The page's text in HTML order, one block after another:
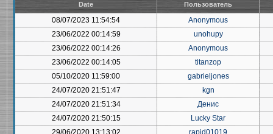
Date Пользователь
08/07/2023 11:54:54
Anonymous
23/06/2022 00:14:59
unohupy
23/06/2022 00:14:26
Anonymous
23/06/2022 00:14:05
titanzop
05/10/2020 11:59:00
gabrieljones
24/07/2020 21:51:47
kgn
24/07/2020 21:51:34
Денис
24/07/2020 21:50:15
Lucky Star
29/06/2020 13:13:02
rapid01019